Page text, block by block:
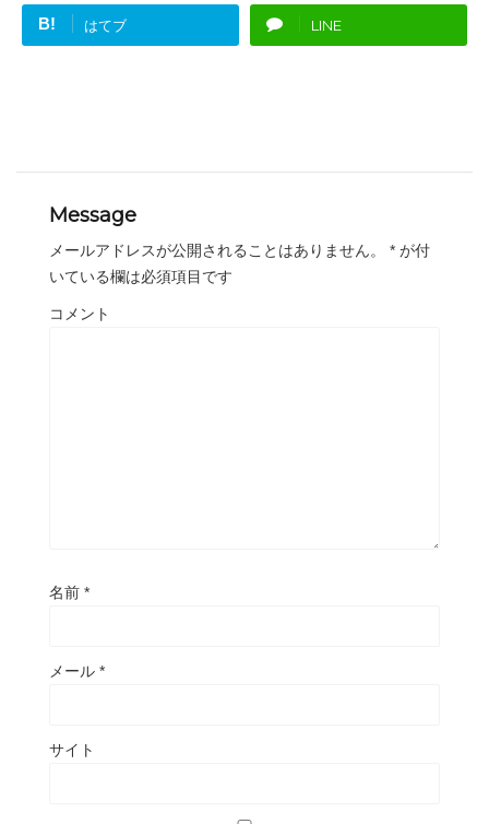
B! はてブ LINE
Message
メールアドレスが公開されることはありません。 * が付
いている欄は必須項目です
コメント
名前 *
メール *
サイト